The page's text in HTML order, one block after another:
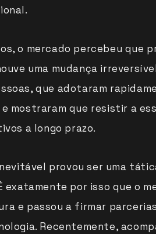
o mercado percebeu que
uma mudança
que adotaram
mostraram que resistir a
a longo prazo.
provou ser uma
exatamente por isso que o
e passou a firmar
Recentemente,